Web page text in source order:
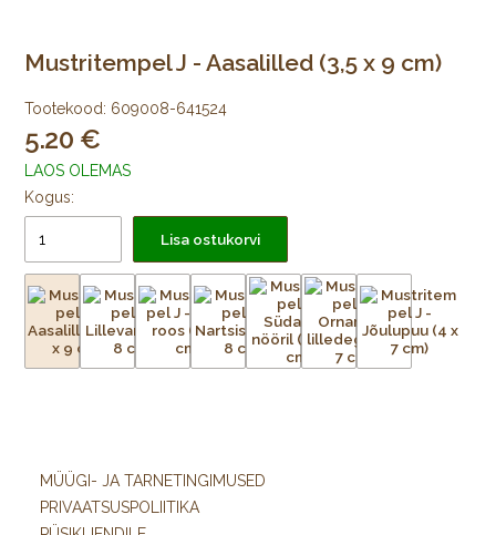
Mustritempel J - Aasalilled (3,5 x 9 cm)
Tootekood: 609008-641524
5.20
LAOS OLEMAS
Kogus:
Lisa ostukorvi
MÜÜGI- JA TARNETINGIMUSED
PRIVAATSUSPOLIITIKA